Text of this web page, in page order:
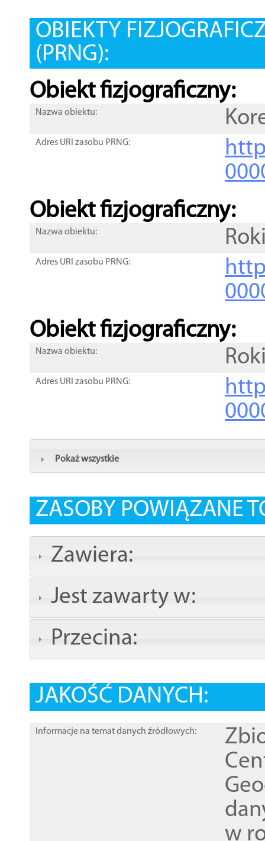
OBIEKTY
(PRNG):
Obiekt fizjograficzny:
Nazwa obiektu:
Adres URI zasobu PRNG:
Obiekt fizjograficzny:
Nazwa obiektu:
Adres URI zasobu PRNG:
Obiekt fizjograficzny:
Nazwa obiektu:
Adres URI zasobu PRNG:
Pokaż wszystkie
ZASOBY POWIĄZANE
Zawiera:
Jest zawarty w:
Przecina:
JAKOŚĆ DANYCH:
Informacje na temat danych źródłowych:
w